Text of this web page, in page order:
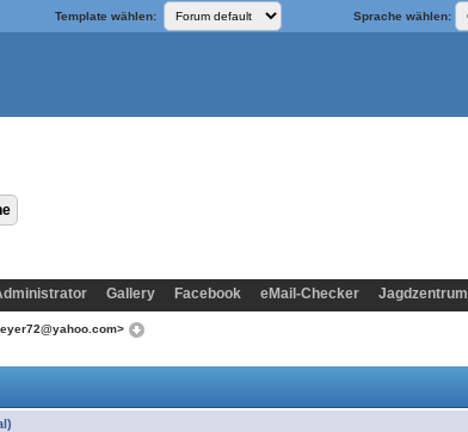
Template wählen: Sprache wählen:
Gallery Facebook eMail-Checker Jagdzentrum